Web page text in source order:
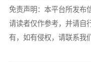
免责声明：本平台所发布
请读者仅作参考，并请自
有，如有侵权，请联系我